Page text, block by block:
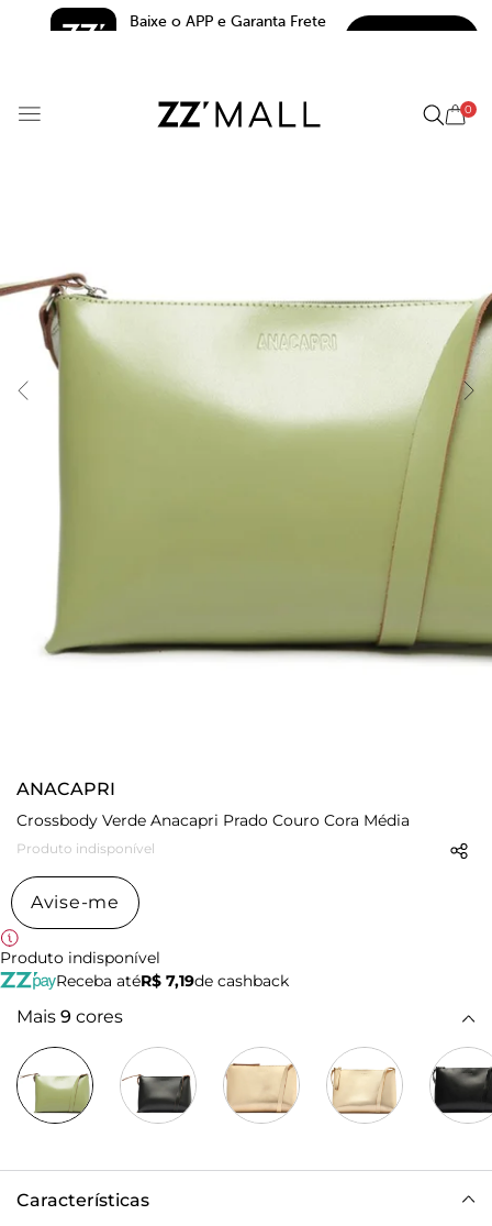
Baixe o APP e Garanta Frete
0
ANACAPRI
Crossbody Verde Anacapri Prado Couro Cora Média
Produto indisponível
Avise-me
Produto indisponível
Receba atéR$ 7,19de cashback
Mais 9 cores
Características